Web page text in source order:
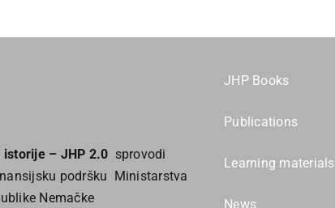
– JHP 2.0 sprovodi
podršku Ministarstva
Nemačke
JHP Books
Publications
Learning materials
News